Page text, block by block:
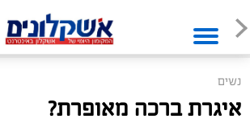
נשים
איגרת ברכה מאופרת?